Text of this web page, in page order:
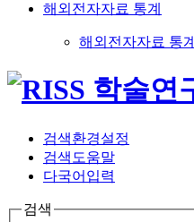
해외전자자료 통계
해외전자자료 통계
검색환경설정
검색도움말
다국어입력
검색